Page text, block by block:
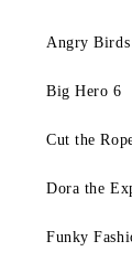
Angry Birds
Big Hero 6
Cut the
Dora the
Funky